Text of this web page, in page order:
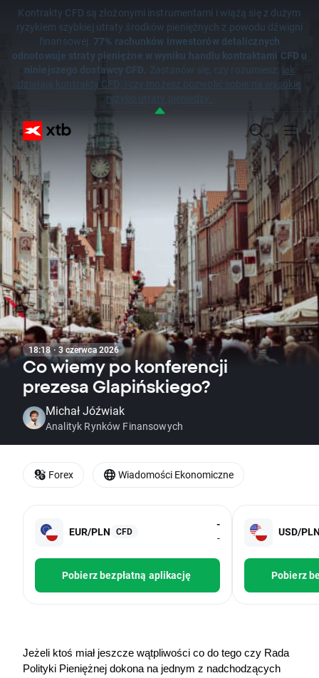
Kontrakty CFD są złożonymi instrumentami i wiążą się z dużym
ryzykiem szybkiej utraty środków pieniężnych z powodu dźwigni
finansowej. 77% rachunków inwestorów detalicznych
odnotowuje straty pieniężne w wyniku handlu kontraktami CFD u
niniejszego dostawcy CFD. Zastanów się, czy rozumiesz, jak
działają kontrakty CFD, i czy możesz pozwolić sobie na wysokie
ryzyko utraty pieniędzy.
18:18 · 3 czerwca 2026
Co wiemy po konferencji
prezesa Glapińskiego?
Michał Jóźwiak
Analityk Rynków Finansowych
EUR/PLN CFD
-
-
Pobierz bezpłatną aplikację
USD/
Pobierz
Jeżeli ktoś miał jeszcze wątpliwości co do tego czy Rada
Polityki Pieniężnej dokona na jednym z nadchodzących
Forex Wiadomości Ekonomiczne